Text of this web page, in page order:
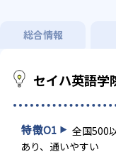
総合情報
セイハ英語学
特徴01
全国500
あり、通いやすい